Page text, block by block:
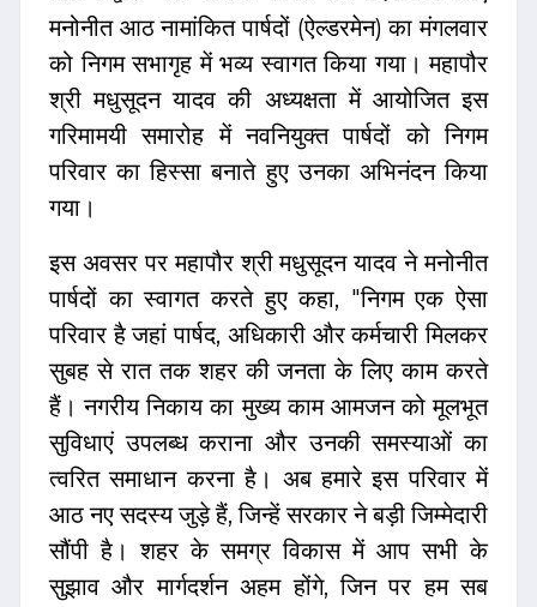
मनोनीत आठ नामांकित पार्षदों (ऐल्डरमेन) का मंगलवार
को निगम सभागृह में भव्य स्वागत किया गया। महापौर
श्री मधुसूदन यादव की अध्यक्षता में आयोजित इस
गरिमामयी समारोह में नवनियुक्त पार्षदों को निगम
परिवार का हिस्सा बनाते हुए उनका अभिनंदन किया
गया।
इस अवसर पर महापौर श्री मधुसूदन यादव ने मनोनीत
पार्षदों का स्वागत करते हुए कहा, "निगम एक ऐसा
परिवार है जहां पार्षद, अधिकारी और कर्मचारी मिलकर
सुबह से रात तक शहर की जनता के लिए काम करते
हैं। नगरीय निकाय का मुख्य काम आमजन को मूलभूत
सुविधाएं उपलब्ध कराना और उनकी समस्याओं का
त्वरित समाधान करना है। अब हमारे इस परिवार में
आठ नए सदस्य जुड़े हैं, जिन्हें सरकार ने बड़ी जिम्मेदारी
सौंपी है। शहर के समग्र विकास में आप सभी के
सुझाव और मार्गदर्शन अहम होंगे, जिन पर हम सब